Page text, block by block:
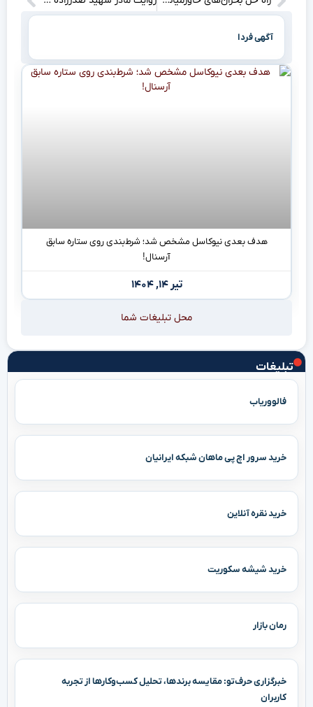
تبلیغات
فالووریاب
خرید سرور اچ پی ماهان شبکه ایرانیان
خرید نقره آنلاین
خرید شیشه سکوریت
رمان بازار
خبرگزاری حرف‌تو: مقایسه برندها، تحلیل کسب‌وکارها از تجربه
کاربران
آگهی فردا
هدف بعدی نیوکاسل مشخص شد؛ شرط‌بندی روی ستاره سابق
آرسنال!
تیر ۱۴, ۱۴۰۴
محل تبلیغات شما